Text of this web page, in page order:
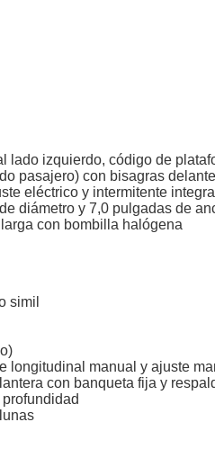
izquierdo, código de
pasajero) con bisagras
eléctrico y intermitente
diámetro y 7,0 pulgadas de
con bombilla halógena
simil
manual y ajuste
con banqueta fija y